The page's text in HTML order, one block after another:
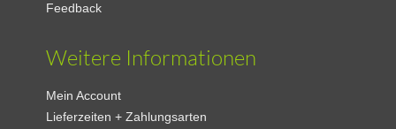
Feedback
Weitere Informationen
Mein Account
Lieferzeiten + Zahlungsarten